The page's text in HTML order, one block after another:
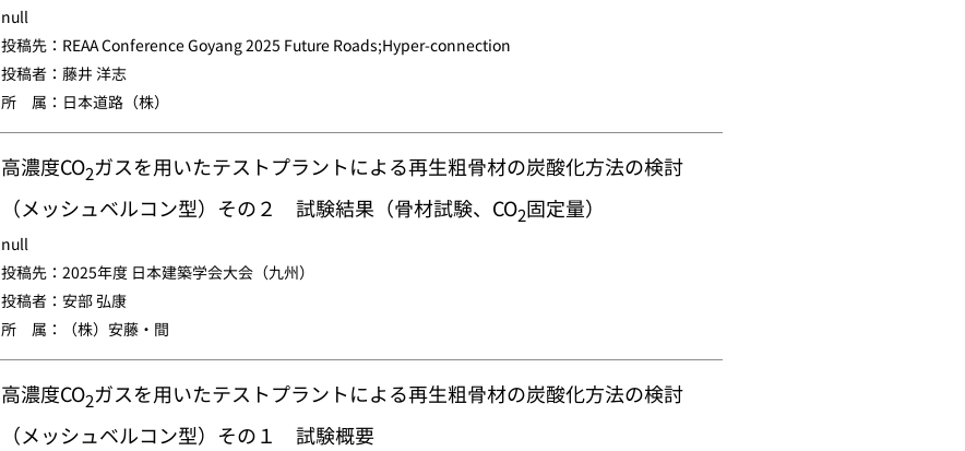
null
投稿先：REAA Conference Goyang 2025 Future Roads;Hyper-connection
投稿者：藤井 洋志
所 属：日本道路（株）
高濃度CO2ガスを用いたテストプラントによる再生粗骨材の炭酸化方法の検討
（メッシュベルコン型）その２ 試験結果（骨材試験、CO2固定量）
null
投稿先：2025年度 日本建築学会大会（九州）
投稿者：安部 弘康
所 属：（株）安藤・間
高濃度CO2ガスを用いたテストプラントによる再生粗骨材の炭酸化方法の検討
（メッシュベルコン型）その１ 試験概要